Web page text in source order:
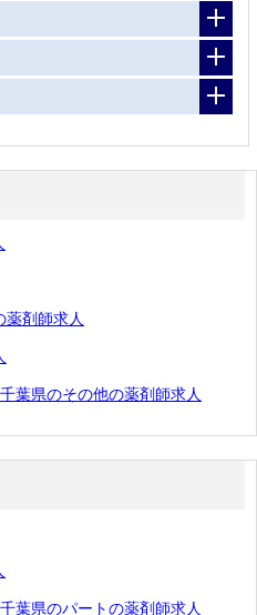
薬剤師求人
千葉県のその他の薬剤師求人
千葉県のパートの薬剤師求人